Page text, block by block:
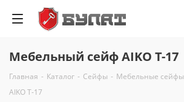
Мебельный сейф AIKO Т-17
Главная - Каталог - Сейфы - Мебельные сейфы
AIKO Т-17